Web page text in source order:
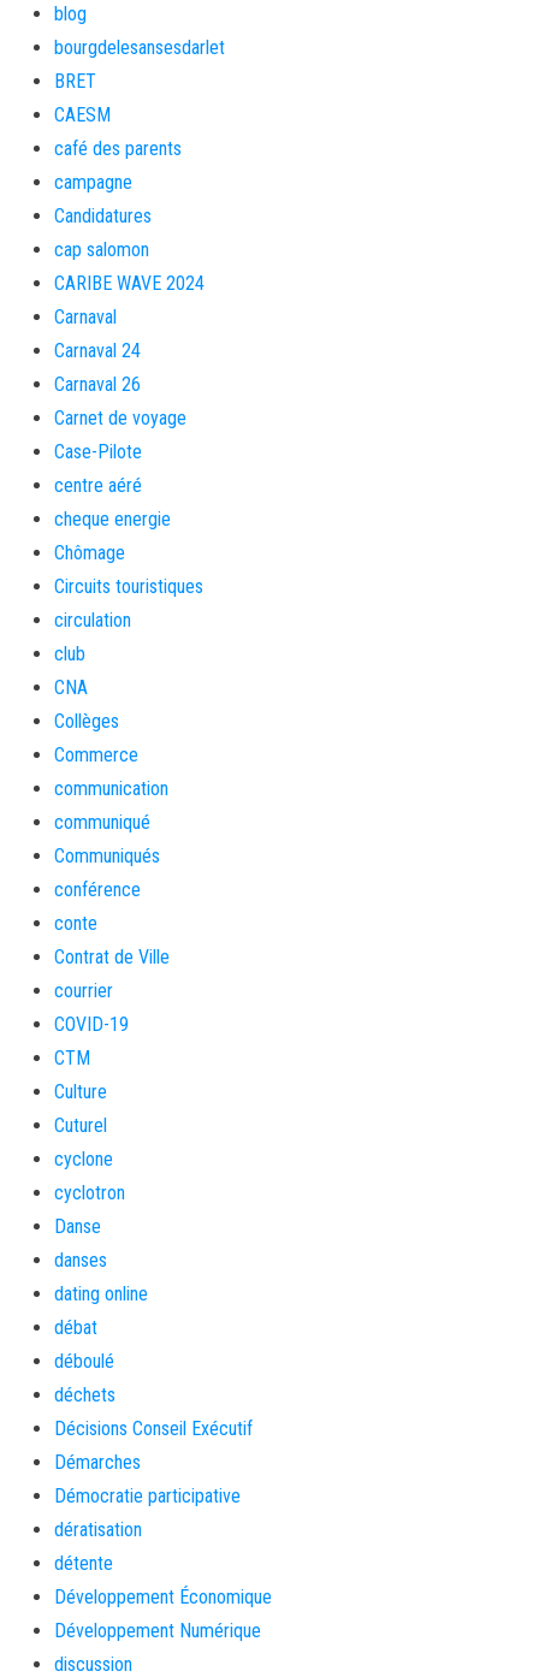
blog
bourgdelesansesdarlet
BRET
CAESM
café des parents
campagne
Candidatures
cap salomon
CARIBE WAVE 2024
Carnaval
Carnaval 24
Carnaval 26
Carnet de voyage
Case-Pilote
centre aéré
cheque energie
Chômage
Circuits touristiques
circulation
club
CNA
Collèges
Commerce
communication
communiqué
Communiqués
conférence
conte
Contrat de Ville
courrier
COVID-19
CTM
Culture
Cuturel
cyclone
cyclotron
Danse
danses
dating online
débat
déboulé
déchets
Décisions Conseil Exécutif
Démarches
Démocratie participative
dératisation
détente
Développement Économique
Développement Numérique
discussion